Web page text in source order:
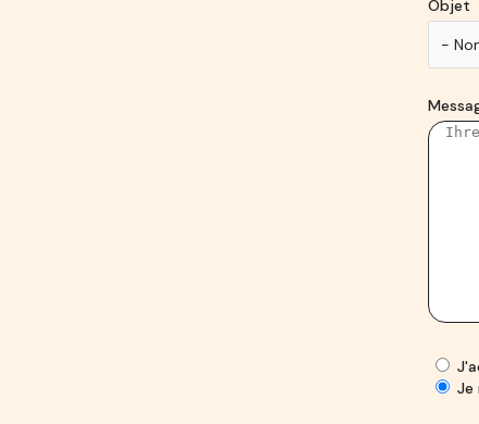
Objet
-
Je